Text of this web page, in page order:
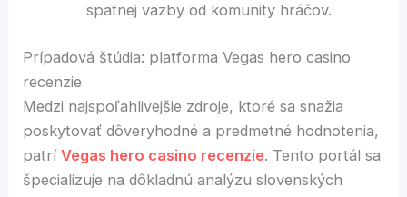
spätnej väzby od komunity hráčov.
Prípadová štúdia: platforma Vegas hero casino
recenzie
Medzi najspoľahlivejšie zdroje, ktoré sa snažia
poskytovať dôveryhodné a predmetné hodnotenia,
patríVegas hero casino recenzie. Tento portál sa
špecializuje na dôkladnú analýzu slovenských